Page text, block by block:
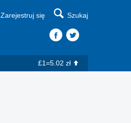
Zarejestruj się Szukaj
£1=5.02 zł